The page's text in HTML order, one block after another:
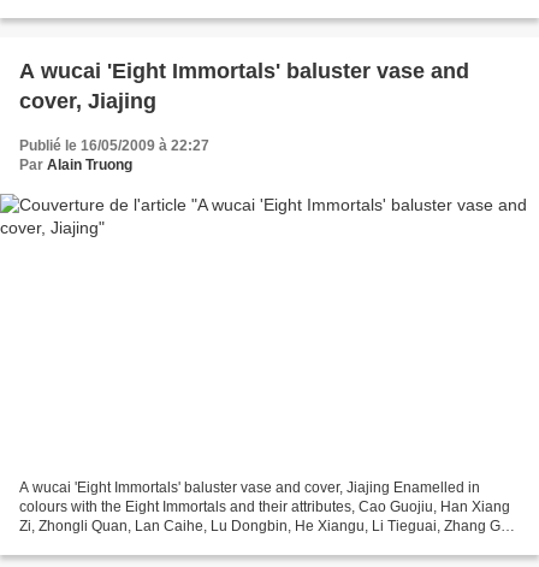
A wucai 'Eight Immortals' baluster vase and
cover, Jiajing
Publié le 16/05/2009 à 22:27
Par Alain Truong
A wucai 'Eight Immortals' baluster vase and cover, Jiajing Enamelled in
colours with the Eight Immortals and their attributes, Cao Guojiu, Han Xiang
Zi, Zhongli Quan, Lan Caihe, Lu Dongbin, He Xiangu, Li Tieguai, Zhang Guo